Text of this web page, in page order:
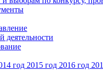
деятельности
год 2015 год 2016 год